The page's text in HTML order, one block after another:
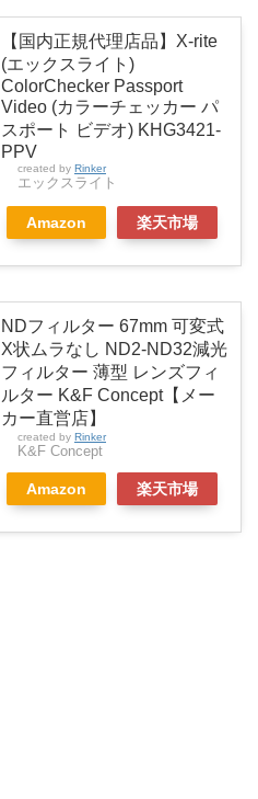
【国内正規代理店品】X-rite
(エックスライト)
ColorChecker Passport
Video (カラーチェッカー パ
スポート ビデオ) KHG3421-
PPV
created by Rinker
エックスライト
Amazon 楽天市場
NDフィルター 67mm 可変式
X状ムラなし ND2-ND32減光
フィルター 薄型 レンズフィ
ルター K&F Concept【メー
カー直営店】
created by Rinker
K&F Concept
Amazon 楽天市場